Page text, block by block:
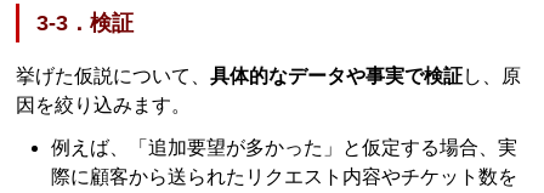
3-3．検証
挙げた仮説について、具体的なデータや事実で検証し、原
因を絞り込みます。
例えば、「追加要望が多かった」と仮定する場合、実
際に顧客から送られたリクエスト内容やチケット数を